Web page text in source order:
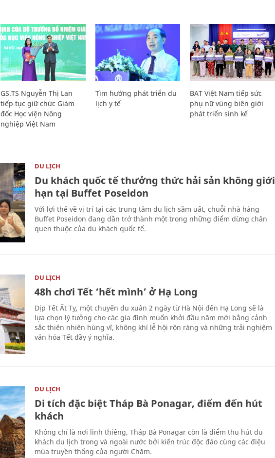
GS.TS Nguyễn Thị Lan
tiếp tục giữ chức Giám
đốc Học viện Nông
nghiệp Việt Nam
Tìm hướng phát triển du
lịch y tế
BAT Việt Nam tiếp sức
phụ nữ vùng biên giới
phát triển sinh kế
DU LỊCH
Du khách quốc tế thưởng thức hải sản không giới
hạn tại Buffet Poseidon
Với lợi thế về vị trí tại các trung tâm du lịch sầm uất, chuỗi nhà hàng
Buffet Poseidon đang dần trở thành một trong những điểm dừng chân
quen thuộc của du khách quốc tế.
DU LỊCH
48h chơi Tết ‘hết mình’ ở Hạ Long
Dịp Tết Ất Tỵ, một chuyến du xuân 2 ngày từ Hà Nội đến Hạ Long sẽ là
lựa chọn lý tưởng cho các gia đình muốn khởi đầu năm mới bằng cảnh
sắc thiên nhiên hùng vĩ, không khí lễ hội rộn ràng và những trải nghiệm
văn hóa Tết đầy ý nghĩa.
DU LỊCH
Di tích đặc biệt Tháp Bà Ponagar, điểm đến hút
khách
Không chỉ là nơi linh thiêng, Tháp Bà Ponagar còn là điểm thu hút du
khách du lịch trong và ngoài nước bởi kiến trúc độc đáo cùng các điệu
múa truyền thống của người Chăm.